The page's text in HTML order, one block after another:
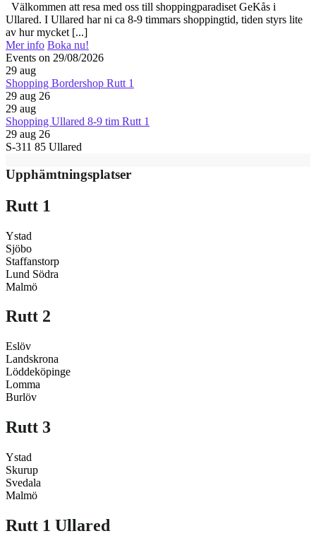
Välkommen att resa med oss till shoppingparadiset GeKås i
Ullared. I Ullared har ni ca 8-9 timmars shoppingtid, tiden styrs lite
av hur mycket [...]
Mer info Boka nu!
Events on 29/08/2026
29 aug
Shopping Bordershop Rutt 1
29 aug 26
29 aug
Shopping Ullared 8-9 tim Rutt 1
29 aug 26
S-311 85 Ullared
Upphämtningsplatser
Rutt 1
Ystad
Sjöbo
Staffanstorp
Lund Södra
Malmö
Rutt 2
Eslöv
Landskrona
Löddeköpinge
Lomma
Burlöv
Rutt 3
Ystad
Skurup
Svedala
Malmö
Rutt 1 Ullared